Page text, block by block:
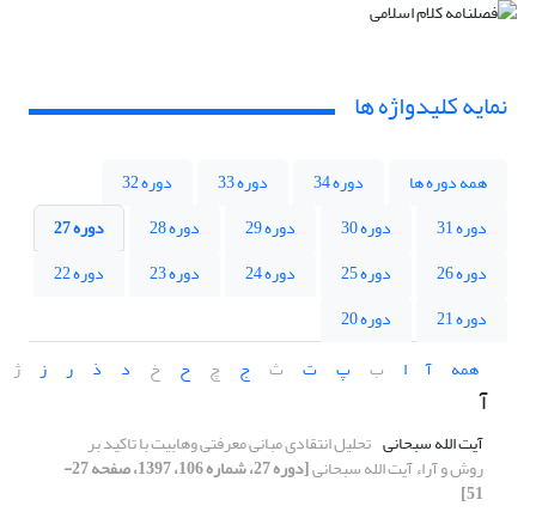
نمایه کلیدواژه ها
همه دوره ها دوره 34 دوره 33
دوره 32
دوره 31
دوره 30 دوره 29 دوره 28
دوره 27
دوره 26
دوره 25 دوره 24 دوره 23
دوره 22
دوره 21
دوره 20
همه
آ ا ب پ ت ث ج چ ح خ د ذ ر ز ژ
آ
آیت الله سبحانی تحلیل انتقادی مبانی معرفتی وهابیت با تاکید بر
روش و آراء آیت الله سبحانی [دوره 27، شماره 106، 1397، صفحه 27-
51]